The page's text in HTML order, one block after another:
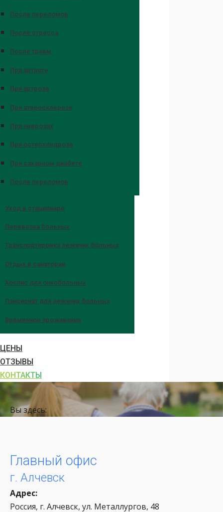
После переломов
После стресса
После травм
При артрите
При артрозе
При атеросклерозе
При неврозах
При остеохондрозе
При сахарном диабете
После переломов
Уход в стационаре
Перевозка больных
Транспортировка лежачих больных
Отдых в санатории
Хоспис для онкобольных
Пансионат для лежачих больных
Временное проживание
ЦЕНЫ
ОТЗЫВЫ
КОНТАКТЫ
Вы здесь:
Главный офис
г. Алчевск
Адрес:
Россия, г. Алчевск, ул. Металлургов, 48